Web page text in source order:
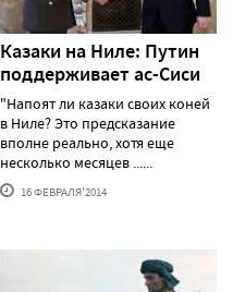
Казаки на Ниле: Путин
поддерживает ас-Сиси
"Напоят ли казаки своих коней
в Ниле? Это предсказание
вполне реально, хотя еще
несколько месяцев ......
16 ФЕВРАЛЯ'2014